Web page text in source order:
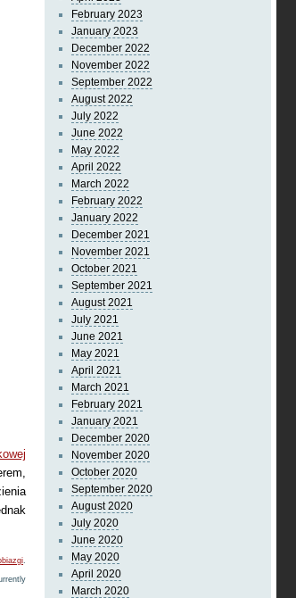
.
February 2023
January 2023
December 2022
November 2022
September 2022
August 2022
July 2022
June 2022
May 2022
April 2022
March 2022
February 2022
January 2022
December 2021
November 2021
October 2021
September 2021
August 2021
July 2021
June 2021
May 2021
April 2021
March 2021
February 2021
January 2021
December 2020
November 2020
October 2020
September 2020
August 2020
July 2020
June 2020
May 2020
April 2020
March 2020